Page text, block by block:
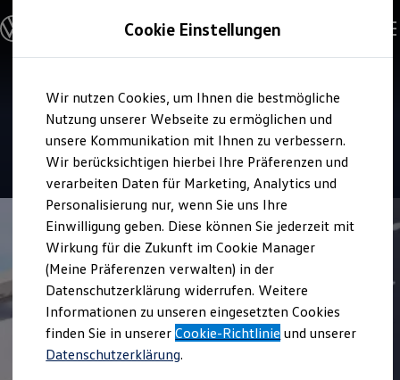
Hauptinhalt
springen
Footer
springen
Modelle & Konfigurator
Nutzfahrzeugkategorien entdecken
Modelle konfigurieren
Vorgängermodelle und Oldtimer
Vorgängermodelle
Oldtimer
Bulli Historie
Branchenlösungen & Gewerbekunden
Umbaulösungen und Hersteller finden
Auf- und Umbauten entdecken & konfigurieren
Groß- und Sonderkunden
Großkunden
Kommunen & Behörden
Journalisten
Sportvereine
Branchenlösungen
Bau & Handwerk
Gewerbliche Personenbeförderung
Service & mobile Werkstätten
Kurier, Logistik & Handel
Service
Auto-Denk
4.9|46 Bewertungen
Cookie Einstellungen
Wir nutzen Cookies, um Ihnen die bestmögliche
Nutzung unserer Webseite zu ermöglichen und
unsere Kommunikation mit Ihnen zu verbessern.
Wir berücksichtigen hierbei Ihre Präferenzen und
verarbeiten Daten für Marketing, Analytics und
Personalisierung nur, wenn Sie uns Ihre
Einwilligung geben. Diese können Sie jederzeit mit
Wirkung für die Zukunft im Cookie Manager
(Meine Präferenzen verwalten) in der
Datenschutzerklärung widerrufen. Weitere
Informationen zu unseren eingesetzten Cookies
finden Sie in unsererCookie-Richtlinie und unserer
Datenschutzerklärung.